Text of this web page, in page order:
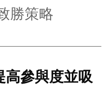
勝策略
高參與度並吸